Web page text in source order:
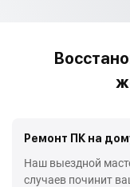
Ремонт ПК на
Наш выездной
случаев починит